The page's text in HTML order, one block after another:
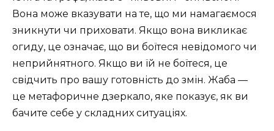
Вона може вказувати на те, що ми намагаємося
зникнути чи приховати. Якщо вона викликає
огиду, це означає, що ви боїтеся невідомого чи
неприйнятного. Якщо ви їй не боїтеся, це
свідчить про вашу готовність до змін. Жаба —
це метафоричне дзеркало, яке показує, як ви
бачите себе у складних ситуаціях.